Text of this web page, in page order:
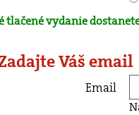
tlačené vydanie
Váš email
Email